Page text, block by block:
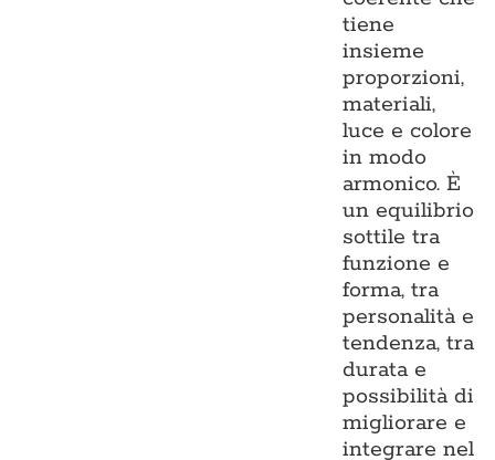
tiene
insieme
proporzioni,
materiali,
luce e colore
in modo
armonico. È
un equilibrio
sottile tra
funzione e
forma, tra
personalità e
tendenza, tra
durata e
possibilità di
migliorare e
integrare nel